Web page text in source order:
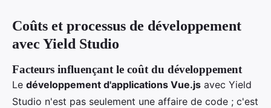
Coûts et processus de développement
avec Yield Studio
Facteurs influençant le coût du développement
Le développement d'applications Vue.js avec Yield
Studio n'est pas seulement une affaire de code ; c'est